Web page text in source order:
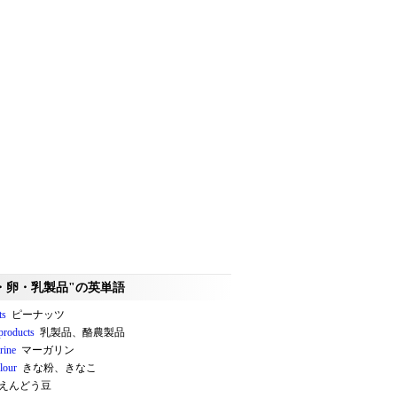
卵・乳製品"の英単語
ピーナッツ
乳製品、酪農製品
マーガリン
きな粉、きなこ
えんどう豆